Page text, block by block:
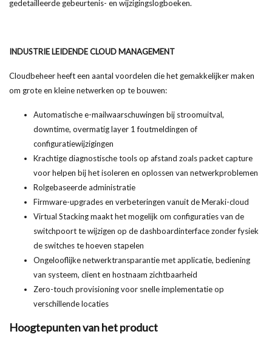
gedetailleerde gebeurtenis- en wijzigingslogboeken.
INDUSTRIE LEIDENDE CLOUD MANAGEMENT
Cloudbeheer heeft een aantal voordelen die het gemakkelijker maken
om grote en kleine netwerken op te bouwen:
Automatische e-mailwaarschuwingen bij stroomuitval,
downtime, overmatig layer 1 foutmeldingen of
configuratiewijzigingen
Krachtige diagnostische tools op afstand zoals packet capture
voor helpen bij het isoleren en oplossen van netwerkproblemen
Rolgebaseerde administratie
Firmware-upgrades en verbeteringen vanuit de Meraki-cloud
Virtual Stacking maakt het mogelijk om configuraties van de
switchpoort te wijzigen op de dashboardinterface zonder fysiek
de switches te hoeven stapelen
Ongelooflijke netwerktransparantie met applicatie, bediening
van systeem, client en hostnaam zichtbaarheid
Zero-touch provisioning voor snelle implementatie op
verschillende locaties
Hoogtepunten van het product